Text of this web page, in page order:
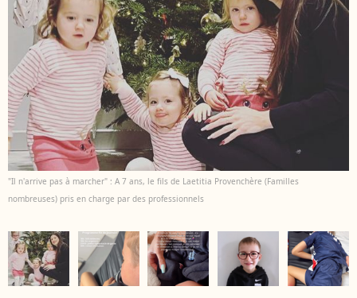
"Il n'arrive pas à marcher" : A 7 ans, le fils de Laetitia Provenchère (Familles
nombreuses) pris en charge par des professionnels